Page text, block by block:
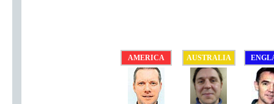
AMERICA AUSTRALIA